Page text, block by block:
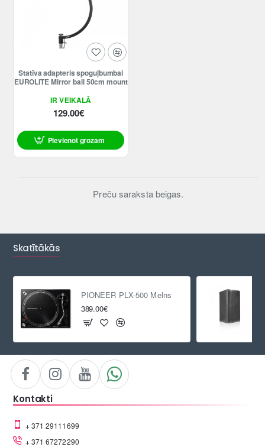
IR VEIKALĀ
Statīva adapteris spoguļbumbai
EUROLITE Mirror ball 50cm mount
129.00€
Pievienot grozam
Preču saraksta beigas.
Skatītākās
PIONEER PLX-500 Melns
389.00€
Kontakti
+ 371 29111699
+ 371 67272290